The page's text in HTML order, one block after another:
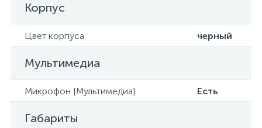
Корпус
Цвет корпуса черный
Мультимедиа
Микрофон [Мультимедиа] Есть
Габариты